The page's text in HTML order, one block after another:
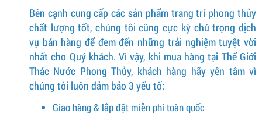
Bên cạnh cung cấp các sản phẩm trang trí phong thủy
chất lượng tốt, chúng tôi cũng cực kỳ chú trọng dịch
vụ bán hàng để đem đến những trải nghiệm tuyệt vời
nhất cho Quý khách. Vì vậy, khi mua hàng tại Thế Giới
Thác Nước Phong Thủy, khách hàng hãy yên tâm vì
chúng tôi luôn đảm bảo 3 yếu tố:
Giao hàng & lắp đặt miễn phí toàn quốc